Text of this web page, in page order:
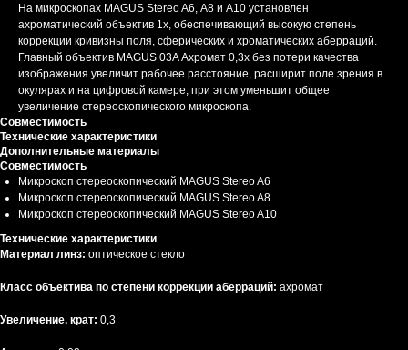
На микроскопах MAGUS Stereo A6, А8 и А10 установлен
ахроматический объектив 1х, обеспечивающий высокую степень
коррекции кривизны поля, сферических и хроматических аберраций.
Главный объектив MAGUS 03A Ахромат 0,3х без потери качества
изображения увеличит рабочее расстояние, расширит поле зрения в
окулярах и на цифровой камере, при этом уменьшит общее
увеличение стереоскопического микроскопа.
Совместимость
Технические характеристики
Дополнительные материалы
Совместимость
Микроскоп стереоскопический MAGUS Stereo A6
Микроскоп стереоскопический MAGUS Stereo A8
Микроскоп стереоскопический MAGUS Stereo A10
Технические характеристики
Материал линз: оптическое стекло
Класс объектива по степени коррекции аберраций: ахромат
Увеличение, крат: 0,3